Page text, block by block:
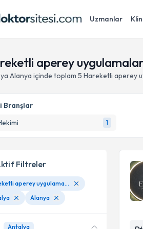
Uzmanlar
aperey
Alanya içinde toplam 5 Hareketli aperey
Branşlar
1
Filtreler
Hareketli aperey uygulamaları
Alanya
Antalya